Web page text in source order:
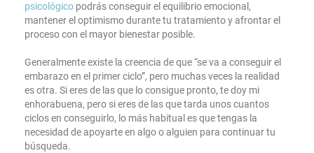
psicológico podrás conseguir el equilibrio emocional,
mantener el optimismo durante tu tratamiento y afrontar el
proceso con el mayor bienestar posible.
Generalmente existe la creencia de que “se va a conseguir el
embarazo en el primer ciclo”, pero muchas veces la realidad
es otra. Si eres de las que lo consigue pronto, te doy mi
enhorabuena, pero si eres de las que tarda unos cuantos
ciclos en conseguirlo, lo más habitual es que tengas la
necesidad de apoyarte en algo o alguien para continuar tu
búsqueda.